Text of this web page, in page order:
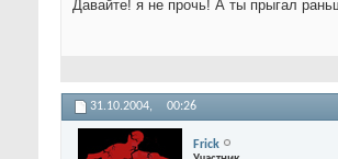
Давайте! я не прочь! А ты прыгал
31.10.2004, 00:26
Frick